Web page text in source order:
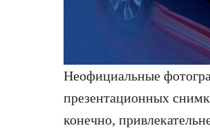
Неофициальные
презентационных
конечно,